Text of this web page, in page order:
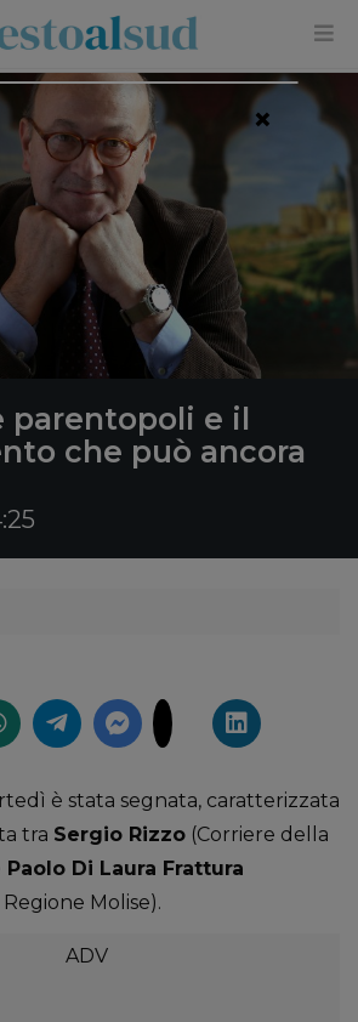
parentopoli e il
che può ancora
è stata segnata, caratterizzata
tra Sergio Rizzo (Corriere della
Paolo Di Laura Frattura
Molise).
×